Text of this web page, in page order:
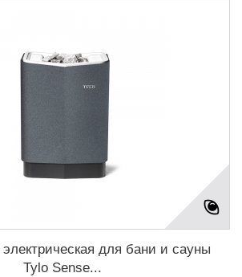
электрическая для бани и сауны
Tylo Sense...